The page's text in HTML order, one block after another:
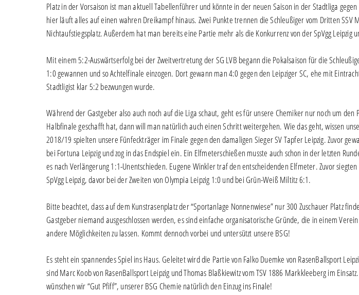
Platz in der Vorsaison ist man aktuell Tabellenführer und könnte in der neuen Saison in der Stadtliga
hier läuft alles auf einen wahren Dreikampf hinaus. Zwei Punkte trennen die Schleußiger vom Dritten SSV
Nichtaufstiegsplatz. Außerdem hat man bereits eine Partie mehr als die Konkurrenz von der SpVgg Leipzig
Mit einem 5:2-Auswärtserfolg bei der Zweitvertretung der SG LVB begann die Pokalsaison für die
1:0 gewannen und so Achtelfinale einzogen. Dort gewann man 4:0 gegen den Leipziger SC, ehe mit
Stadtligist klar 5:2 bezwungen wurde.
Während der Gastgeber also auch noch auf die Liga schaut, geht es für unsere Chemiker nur noch um den
Halbfinale geschafft hat, dann will man natürlich auch einen Schritt weitergehen. Wie das geht, wissen
2018/19 spielten unsere Fünfeckträger im Finale gegen den damaligen Sieger SV Tapfer Leipzig. Zuvor
bei Fortuna Leipzig und zog in das Endspiel ein. Ein Elfmeterschießen musste auch schon in der letzten
es nach Verlängerung 1:1-Unentschieden. Eugene Winkler traf den entscheidenden Elfmeter. Zuvor
SpVgg Leipzig, davor bei der Zweiten von Olympia Leipzig 1:0 und bei Grün-Weiß Miltitz 6:1.
Bitte beachtet, dass auf dem Kunstrasenplatz der “Sportanlage Nonnenwiese” nur 300 Zuschauer Platz
Gastgeber niemand ausgeschlossen werden, es sind einfache organisatorische Gründe, die in einem
andere Möglichkeiten zu lassen. Kommt dennoch vorbei und untersützt unsere BSG!
Es steht ein spannendes Spiel ins Haus. Geleitet wird die Partie von Falko Duemke von RasenBallsport
sind Marc Koob von RasenBallsport Leipzig und Thomas Blaßkiewitz vom TSV 1886 Markkleeberg im
wünschen wir “Gut Pfiff”, unserer BSG Chemie natürlich den Einzug ins Finale!